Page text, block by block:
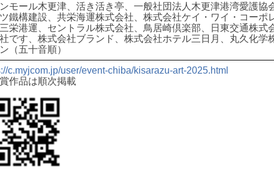
モール木更津、活き活き亭、一般社団法人木更津港湾愛護
鐵構建設、共栄海運株式会社、株式会社ケイ・ワイ・コー
栄港運、セントラル株式会社、鳥居崎倶楽部、日東交通株式
です、株式会社ブランド、株式会社ホテル三日月、丸久化
（五十音順）
c.myjcom.jp/user/event-chiba/kisarazu-art-2025.html
作品は順次掲載